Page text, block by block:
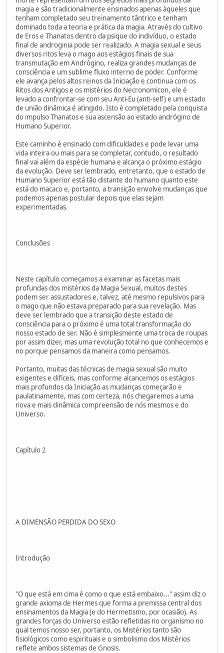
magia e são tradicionalmente ensinados apenas àqueles que
tenham completado seu treinamento tântrico e tenham
dominado toda a teoria e prática da magia. Através do cultivo
de Eros e Thanatos dentro da psique do indivíduo, o estado
final de androginia pode ser realizado. A magia sexual e seus
diversos ritos leva o mago aos estágios finais de sua
transmutação em Andrógino, realiza grandes mudanças de
consciência e um sublime fluxo interno de poder. Conforme
ele avança pelos altos reinos da Iniciação e continua com os
Ritos dos Antigos e os mistérios do Necronomicon, ele é
levado a confrontar-se com seu Anti-Eu (anti-self) e um estado
de união dinâmica é atingido. Isto é completado pela conquista
do impulso Thanatos e sua ascensão ao estado andrógino de
Humano Superior.
Este caminho é ensinado com dificuldades e pode levar uma
vida inteira ou mais para se completar, contudo, o resultado
final vai além da espécie humana e alcança o próximo estágio
da evolução. Deve ser lembrado, entretanto, que o estado de
Humano Superior está tão distante do humano quanto este
está do macaco e, portanto, a transição envolve mudanças que
podemos apenas postular depois que elas sejam
experimentadas.
Conclusões
Neste capítulo começamos a examinar as facetas mais
profundas dos mistérios da Magia Sexual, muitos destes
podem ser assustadores e, talvez, até mesmo repulsivos para
o mago que não estava preparado para sua revelação. Mas
deve ser lembrado que a transição deste estado de
consciência para o próximo é uma total transformação do
nosso estado de ser. Não é simplesmente uma troca de roupas
por assim dizer, mas uma revolução total no que conhecemos e
no porque pensamos da maneira como pensamos.
Portanto, muitas das técnicas de magia sexual são muito
exigentes e difíceis, mas conforme alcancemos os estágios
mais profundos da Iniciação as mudanças começarão e
paulatinamente, mas com certeza, nós chegaremos a uma
nova e mais dinâmica compreensão de nós mesmos e do
Universo.
Capítulo 2
A DIMENSÃO PERDIDA DO SEXO
Introdução
"O que está em cima é como o que está embaixo..." assim diz o
grande axioma de Hermes que forma a premissa central dos
ensinamentos da Magia (e do Hermetismo, por ocasião). As
grandes forças do Universo estão refletidas no organismo no
qual temos nosso ser, portanto, os Mistérios tanto são
fisiológicos como espirituais e o simbolismo dos Mistérios
reflete ambos sistemas de Gnosis.